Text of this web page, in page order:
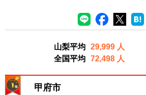
山梨平均
29,999 人
全国平均
72,498 人
甲府市